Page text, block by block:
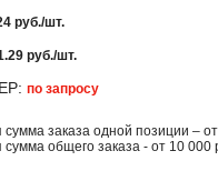
руб./шт.
руб./шт.
по запросу
заказа одной позиции –
общего заказа - от 10 000